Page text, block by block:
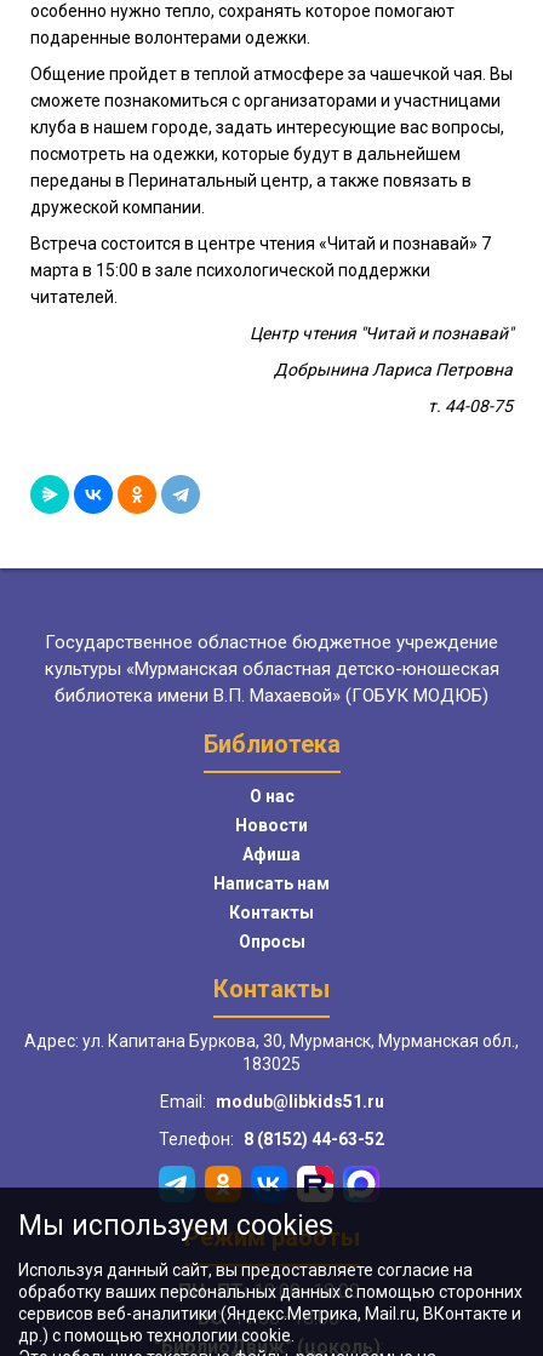
особенно нужно тепло, сохранять которое помогают
подаренные волонтерами одежки.
Общение пройдет в теплой атмосфере за чашечкой чая. Вы
сможете познакомиться с организаторами и участницами
клуба в нашем городе, задать интересующие вас вопросы,
посмотреть на одежки, которые будут в дальнейшем
переданы в Перинатальный центр, а также повязать в
дружеской компании.
Встреча состоится в центре чтения «Читай и познавай» 7
марта в 15:00 в зале психологической поддержки
читателей.
Центр чтения "Читай и познавай"
Добрынина Лариса Петровна
т. 44-08-75
Государственное областное бюджетное учреждение
культуры «Мурманская областная детско-юношеская
библиотека имени В.П. Махаевой» (ГОБУК МОДЮБ)
Библиотека
О нас
Новости
Афиша
Написать нам
Контакты
Опросы
Контакты
Адрес: ул. Капитана Буркова, 30, Мурманск, Мурманская обл.,
183025
Email:
modub@libkids51.ru
Телефон:
8 (8152) 44-63-52
Режим работы
ПН–ПТ:10:00–18:00
ВС:11:00–18:00
"БиблиоДвиж" (цоколь):
Мы используем cookies
Используя данный сайт, вы предоставляете согласие на
обработку ваших персональных данных с помощью сторонних
сервисов веб-аналитики (Яндекс.Метрика, Mail.ru, ВКонтакте и
др.) с помощью технологии cookie.